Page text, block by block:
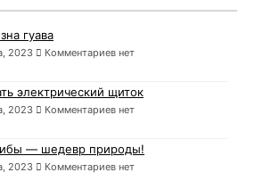
гуава
2023 Комментариев нет
электрический щиток
2023 Комментариев нет
— шедевр природы!
2023 Комментариев нет